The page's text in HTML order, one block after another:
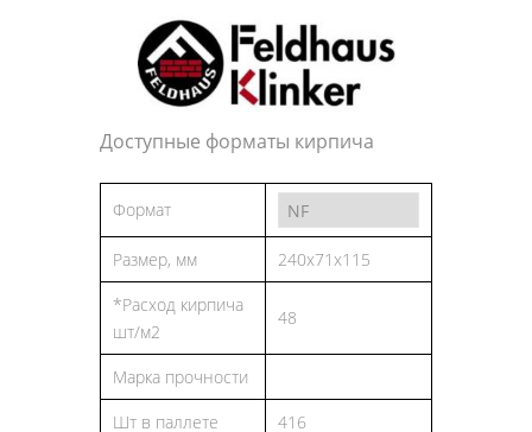
Доступные форматы кирпича
Формат
Размер, мм
240x71x115
*Расход кирпича
шт/м2
48
Марка прочности
Шт в паллете
416